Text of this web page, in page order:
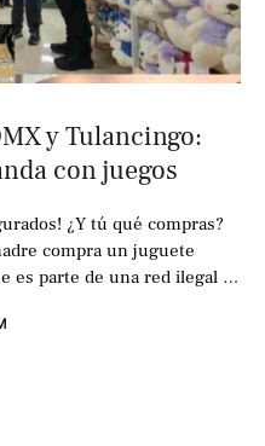
y Tulancingo:
con juegos
¿Y tú qué compras?
compra un juguete
es parte de una red ilegal …